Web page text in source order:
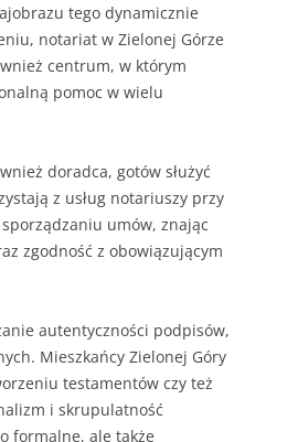
tego dynamicznie
notariat w Zielonej Górze
centrum, w którym
pomoc w wielu
doradca, gotów służyć
z usług notariuszy przy
umów, znając
zgodność z obowiązującym
autentyczności podpisów,
Mieszkańcy Zielonej Góry
testamentów czy też
i skrupulatność
formalne, ale także